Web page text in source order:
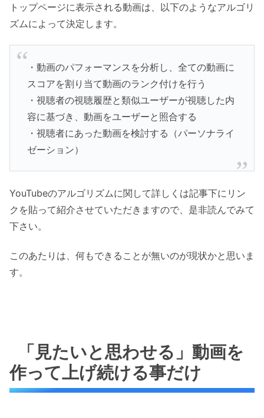
トップページに表示される動画は、以下のようなアルゴリ
ズムによって決定します。
・動画のパフォーマンスを分析し、全ての動画に
スコアを割り当て動画のランク付けを行う
・視聴者の視聴履歴と類似ユーザーが視聴した内
容に基づき、動画をユーザーと照合する
・視聴者にあった動画を検討する（パーソナライ
ゼーション）
YouTubeのアルゴリズムに関して詳しくは記事下にリン
クを貼って紹介させていただきますので、是非読んでみて
下さい。
このあたりは、何もできることが無いのが現状かと思いま
す。
「見たいと思わせる」動画を
作って上げ続ける事だけ